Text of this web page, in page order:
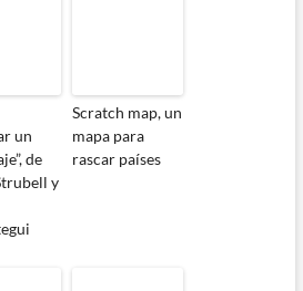
un
de
y
Scratch map, un
mapa para
rascar países